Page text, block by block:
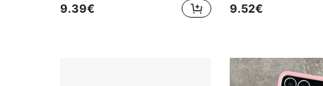
9.39€ 9.52€